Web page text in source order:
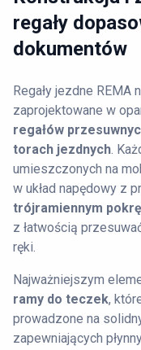
regały
dokumentów
Regały jezdne REMA
zaprojektowane w
regałów
torach jezdnych .
umieszczonych na
w układ napędowy z
trójramiennym
z łatwością
ręki.
Najważniejszym
ramy do teczek,
prowadzone na
zapewniających